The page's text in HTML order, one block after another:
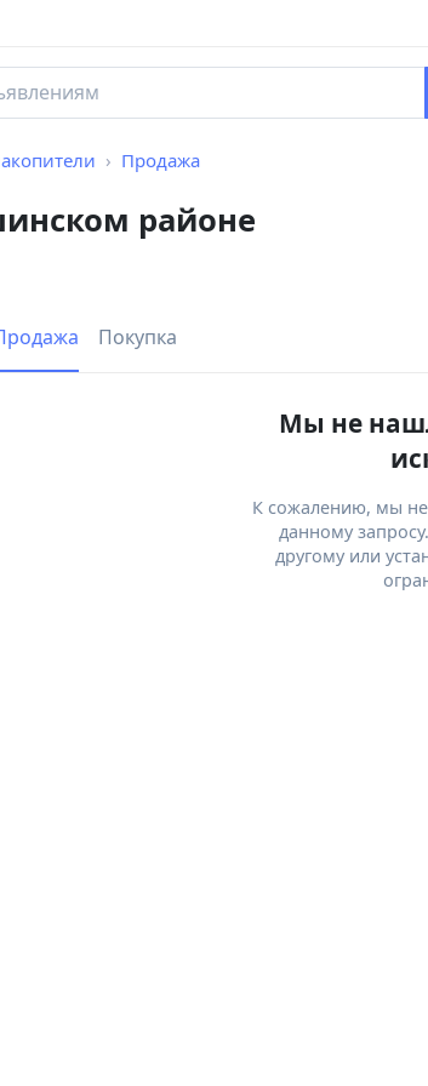
Продажа
районе
Покупка
Мы не
К сожалению, мы
данному
другому или